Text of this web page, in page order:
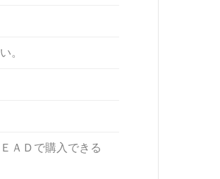
。
ＡＤで購入できる